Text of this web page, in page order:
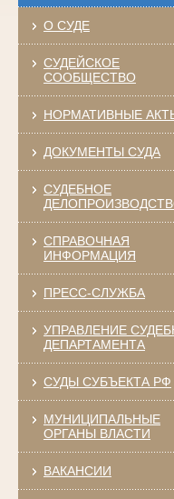
О СУДЕ
СУДЕЙСКОЕ
СООБЩЕСТВО
НОРМАТИВНЫЕ
ДОКУМЕНТЫ СУДА
СУДЕБНОЕ
СПРАВОЧНАЯ
ИНФОРМАЦИЯ
ПРЕСС-СЛУЖБА
УПРАВЛЕНИЕ
ДЕПАРТАМЕНТА
СУДЫ СУБЪЕКТА РФ
МУНИЦИПАЛЬНЫЕ
ОРГАНЫ ВЛАСТИ
ВАКАНСИИ